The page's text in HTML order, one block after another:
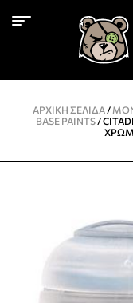
ΑΡΧΙΚΉ ΣΕΛΊΔΑ/
BASE PAINTS/